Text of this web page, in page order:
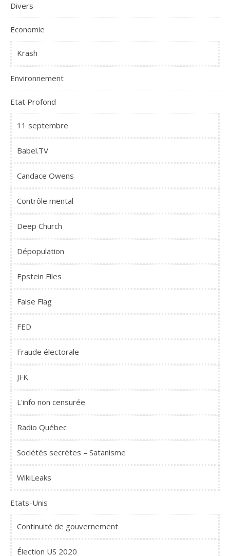
Divers
Economie
Krash
Environnement
Etat Profond
11 septembre
Babel.TV
Candace Owens
Contrôle mental
Deep Church
Dépopulation
Epstein Files
False Flag
FED
Fraude électorale
JFK
L'info non censurée
Radio Québec
Sociétés secrètes – Satanisme
WikiLeaks
Etats-Unis
Continuité de gouvernement
Élection US 2020